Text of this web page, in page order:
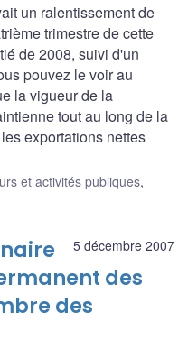
un ralentissement de
trimestre de cette
de 2008, suivi d'un
pouvez le voir au
la vigueur de la
tout au long de la
exportations nettes
et activités publiques,
5 décembre 2007
des
des